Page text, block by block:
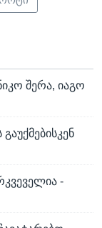
შერა, იაგო
-